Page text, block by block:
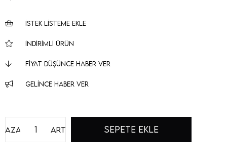
İSTEK LISTEME EKLE
İNDIRIMLI ÜRÜN
FIYAT DÜŞÜNCE HABER VER
GELINCE HABER VER
Artır
Azalt